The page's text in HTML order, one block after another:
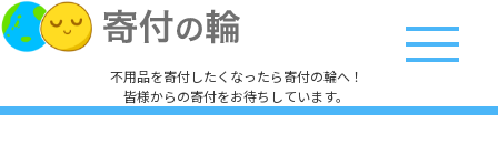
不用品を寄付したくなったら寄付の輪へ！
皆様からの寄付をお待ちしています。